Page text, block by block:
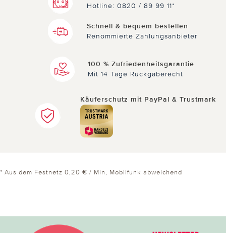
Hotline: 0820 / 89 99 11*
Schnell & bequem bestellen
Renommierte Zahlungsanbieter
100 % Zufriedenheitsgarantie
Mit 14 Tage Rückgaberecht
Käuferschutz mit PayPal & Trustmark
* Aus dem Festnetz 0,20 € / Min, Mobilfunk abweichend